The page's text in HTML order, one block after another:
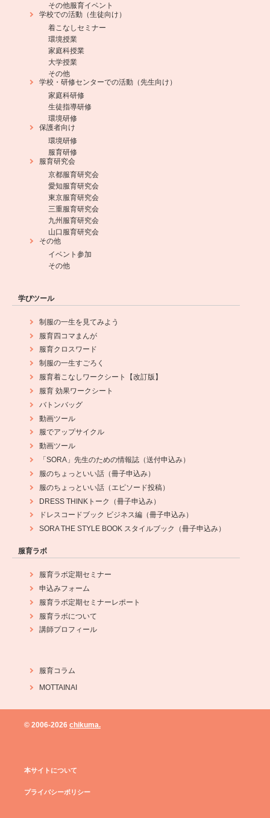
その他服育イベント
学校での活動（生徒向け）
着こなしセミナー
環境授業
家庭科授業
大学授業
その他
学校・研修センターでの活動（先生向け）
家庭科研修
生徒指導研修
環境研修
保護者向け
環境研修
服育研修
服育研究会
京都服育研究会
愛知服育研究会
東京服育研究会
三重服育研究会
九州服育研究会
山口服育研究会
その他
イベント参加
その他
学びツール
制服の一生を見てみよう
服育四コマまんが
服育クロスワード
制服の一生すごろく
服育着こなしワークシート【改訂版】
服育 効果ワークシート
バトンバッグ
動画ツール
服でアップサイクル
動画ツール
「SORA」先生のための情報誌（送付申込み）
服のちょっといい話（冊子申込み）
服のちょっといい話（エピソード投稿）
DRESS THINKトーク（冊子申込み）
ドレスコードブック ビジネス編（冊子申込み）
SORA THE STYLE BOOK スタイルブック（冊子申込み）
服育ラボ
服育ラボ定期セミナー
申込みフォーム
服育ラボ定期セミナーレポート
服育ラボについて
講師プロフィール
服育コラム
MOTTAINAI
© 2006-2026 chikuma.
本サイトについて
プライバシーポリシー